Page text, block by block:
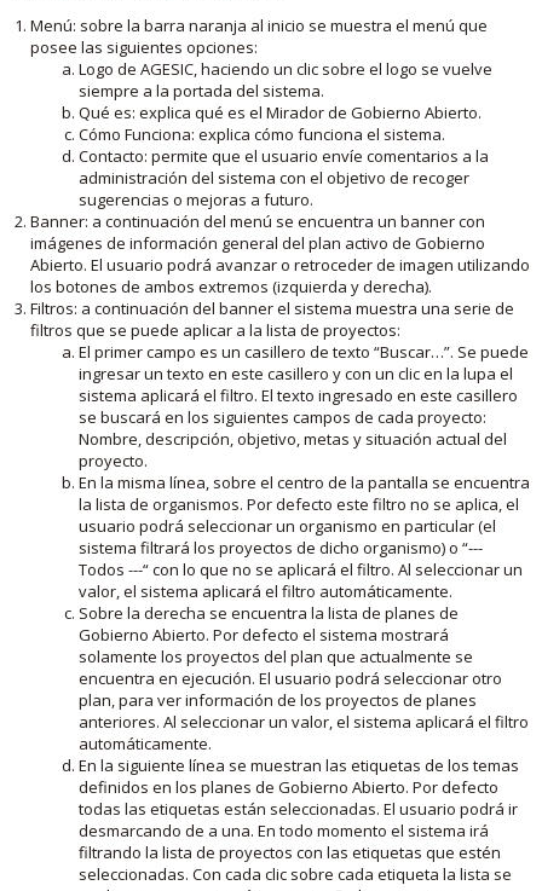
Menú: sobre la barra naranja al inicio se muestra el menú que
posee las siguientes opciones:
Logo de AGESIC, haciendo un clic sobre el logo se vuelve
siempre a la portada del sistema.
Qué es: explica qué es el Mirador de Gobierno Abierto.
Cómo Funciona: explica cómo funciona el sistema.
Contacto: permite que el usuario envíe comentarios a la
administración del sistema con el objetivo de recoger
sugerencias o mejoras a futuro.
Banner: a continuación del menú se encuentra un banner con
imágenes de información general del plan activo de Gobierno
Abierto. El usuario podrá avanzar o retroceder de imagen utilizando
los botones de ambos extremos (izquierda y derecha).
Filtros: a continuación del banner el sistema muestra una serie de
filtros que se puede aplicar a la lista de proyectos:
El primer campo es un casillero de texto “Buscar…”. Se puede
ingresar un texto en este casillero y con un clic en la lupa el
sistema aplicará el filtro. El texto ingresado en este casillero
se buscará en los siguientes campos de cada proyecto:
Nombre, descripción, objetivo, metas y situación actual del
proyecto.
En la misma línea, sobre el centro de la pantalla se encuentra
la lista de organismos. Por defecto este filtro no se aplica, el
usuario podrá seleccionar un organismo en particular (el
sistema filtrará los proyectos de dicho organismo) o “---
Todos ---“ con lo que no se aplicará el filtro. Al seleccionar un
valor, el sistema aplicará el filtro automáticamente.
Sobre la derecha se encuentra la lista de planes de
Gobierno Abierto. Por defecto el sistema mostrará
solamente los proyectos del plan que actualmente se
encuentra en ejecución. El usuario podrá seleccionar otro
plan, para ver información de los proyectos de planes
anteriores. Al seleccionar un valor, el sistema aplicará el filtro
automáticamente.
En la siguiente línea se muestran las etiquetas de los temas
definidos en los planes de Gobierno Abierto. Por defecto
todas las etiquetas están seleccionadas. El usuario podrá ir
desmarcando de a una. En todo momento el sistema irá
filtrando la lista de proyectos con las etiquetas que estén
seleccionadas. Con cada clic sobre cada etiqueta la lista se